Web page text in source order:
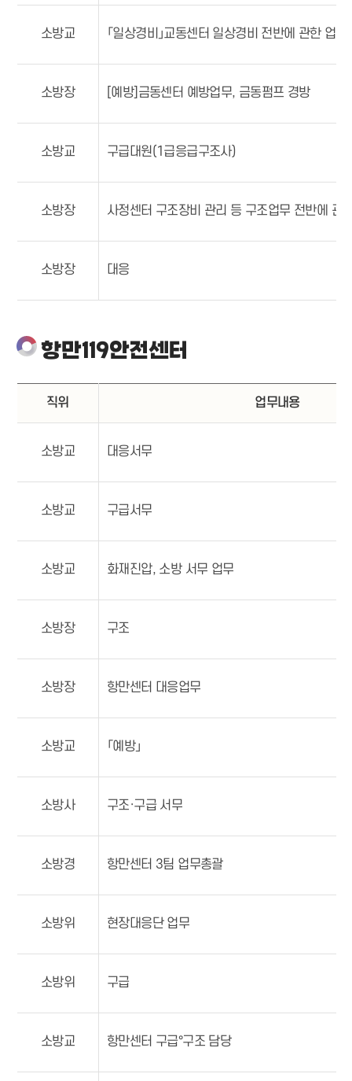
소방교 「일상경비」교동센터 일상경비 전반에 관한 업무
소방장 [예방]금동센터 예방업무, 금동펌프 경방
소방교 구급대원(1급응급구조사)
소방장 사정센터 구조장비 관리 등 구조업무 전반에 관
소방장 대응
항만119안전센터
직위 업무내용
소방교 대응서무
소방교 구급서무
소방교 화재진압, 소방 서무 업무
소방장 구조
소방장 항만센터 대응업무
소방교 「예방」
소방사 구조·구급 서무
소방경 항만센터 3팀 업무총괄
소방위 현장대응단 업무
소방위 구급
소방교 항만센터 구급°구조 담당